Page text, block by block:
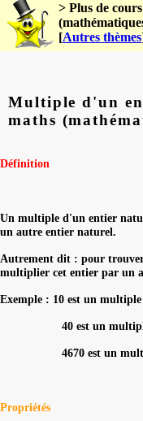
> Plus de
[Autres thèmes
Multiple d'un
maths
Définition
Un multiple d'un entier
un autre entier naturel.
Autrement dit : pour
multiplier cet entier par un
Exemple : 10 est un
40 est un multiple
4670 est un multiple
Propriétés